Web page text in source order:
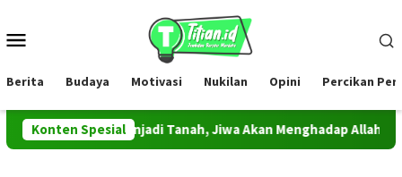
konten
Berita Budaya Motivasi Nukilan Opini Percikan
Konten Spesial
Kembali Menjadi Tanah, Jiwa Akan Menghadap Allah